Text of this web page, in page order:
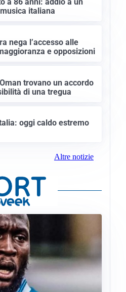
italiana
nega l’accesso alle
e opposizioni
trovano un accordo
di una tregua
oggi caldo estremo
Altre notizie